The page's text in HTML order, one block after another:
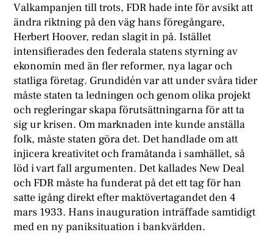
Valkampanjen till trots, FDR hade inte för avsikt att
ändra riktning på den väg hans föregångare,
Herbert Hoover, redan slagit in på. Istället
intensifierades den federala statens styrning av
ekonomin med än fler reformer, nya lagar och
statliga företag. Grundidén var att under svåra tider
måste staten ta ledningen och genom olika projekt
och regleringar skapa förutsättningarna för att ta
sig ur krisen. Om marknaden inte kunde anställa
folk, måste staten göra det. Det handlade om att
injicera kreativitet och framåtanda i samhället, så
löd i vart fall argumenten. Det kallades New Deal
och FDR måste ha funderat på det ett tag för han
satte igång direkt efter maktövertagandet den 4
mars 1933. Hans inauguration inträffade samtidigt
med en ny paniksituation i bankvärlden.